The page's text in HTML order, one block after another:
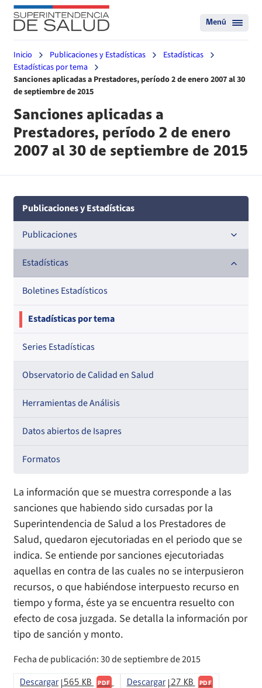
Menú
Inicio Publicaciones y Estadísticas
Estadísticas
Estadísticas por tema
Sanciones aplicadas a Prestadores, período 2 de enero 2007 al 30
de septiembre de 2015
Sanciones aplicadas a
Prestadores, período 2 de enero
2007 al 30 de septiembre de 2015
Publicaciones y Estadísticas
Publicaciones
Documentos de trabajo
Documentos metodológicos
Estadísticas
Boletines Estadísticos
Estadísticas por tema
Series Estadísticas
Observatorio de Calidad en Salud
Herramientas de Análisis
Datos abiertos de Isapres
Formatos
La información que se muestra corresponde a las
sanciones que habiendo sido cursadas por la
Superintendencia de Salud a los Prestadores de
Salud, quedaron ejecutoriadas en el periodo que se
indica. Se entiende por sanciones ejecutoriadas
aquellas en contra de las cuales no se interpusieron
recursos, o que habiéndose interpuesto recurso en
tiempo y forma, éste ya se encuentra resuelto con
efecto de cosa juzgada. Se detalla la información por
tipo de sanción y monto.
Fecha de publicación: 30 de septiembre de 2015
Descargar 565 KB PDF Descargar 27 KB PDF